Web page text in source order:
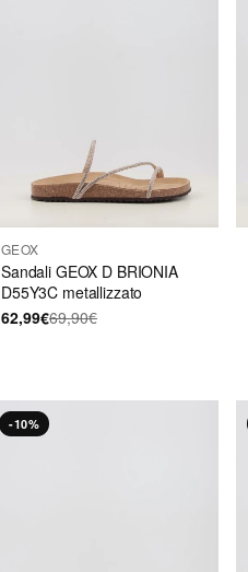
GEOX
Sandali GEOX D BRIONIA
D55Y3C metallizzato
62,99€69,90€
-10%